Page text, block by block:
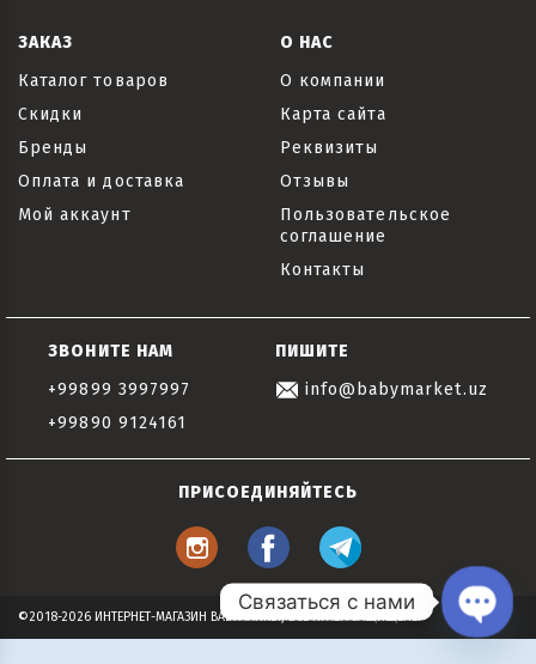
ЗАКАЗ
Каталог товаров
Скидки
Бренды
Оплата и доставка
Мой аккаунт
О НАС
О компании
Карта сайта
Реквизиты
Отзывы
Пользовательское
соглашение
Контакты
ЗВОНИТЕ НАМ
+99899 3997997
+99890 9124161
ПИШИТЕ
info@babymarket.uz
ПРИСОЕДИНЯЙТЕСЬ
©2018-2026 ИНТЕРНЕТ-МАГАЗИН BABYMARKET, ВСЕ ПРАВА ЗАЩИЩЕНЫ
Связаться с нами
Open